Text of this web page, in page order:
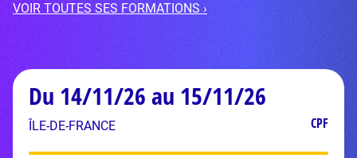
VOIR TOUTES SES FORMATIONS ›
Du 14/11/26 au 15/11/26
ÎLE-DE-FRANCE CPF